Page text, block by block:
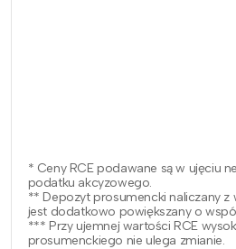
* Ceny RCE podawane są w ujęciu
podatku akcyzowego.
** Depozyt prosumencki naliczany z
jest dodatkowo powiększany o
*** Przy ujemnej wartości RCE
prosumenckiego nie ulega zmianie.